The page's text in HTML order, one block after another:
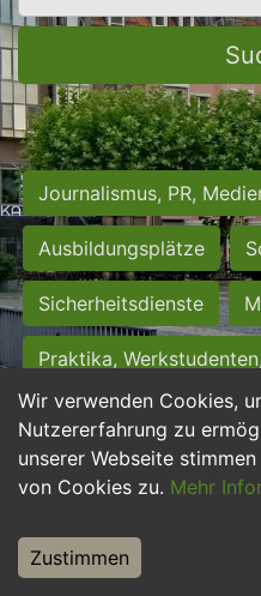
Wir verwenden Cookies,
Nutzererfahrung zu
unserer Webseite
von Cookies zu. Mehr
Zustimmen
Journalismus, PR,
Ausbildungsplätze
Sicherheitsdienste
Praktika,
Personalwesen
Hilfskräfte, Aushilfs-
Weiterbildung, Studium,